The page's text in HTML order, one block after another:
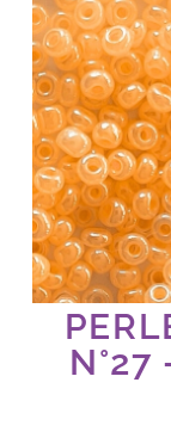
N°27